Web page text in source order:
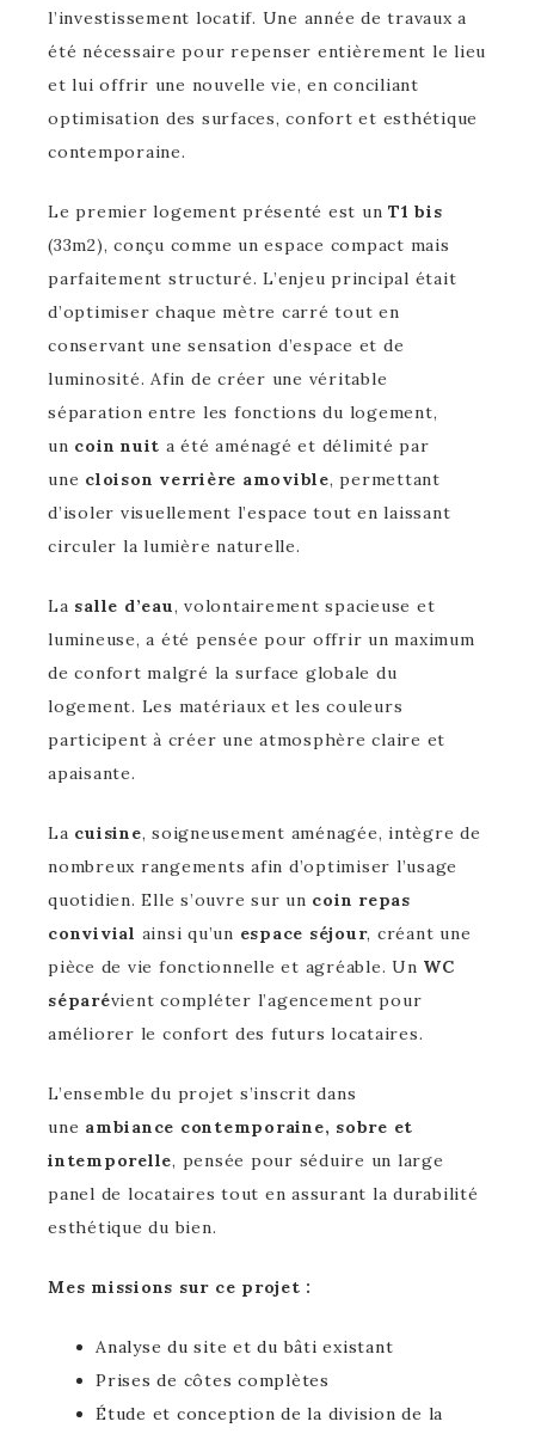
l’investissement locatif. Une année de travaux a
été nécessaire pour repenser entièrement le lieu
et lui offrir une nouvelle vie, en conciliant
optimisation des surfaces, confort et esthétique
contemporaine.
Le premier logement présenté est un T1 bis
(33m2), conçu comme un espace compact mais
parfaitement structuré. L’enjeu principal était
d’optimiser chaque mètre carré tout en
conservant une sensation d’espace et de
luminosité. Afin de créer une véritable
séparation entre les fonctions du logement,
un coin nuit a été aménagé et délimité par
une cloison verrière amovible, permettant
d’isoler visuellement l’espace tout en laissant
circuler la lumière naturelle.
La salle d’eau, volontairement spacieuse et
lumineuse, a été pensée pour offrir un maximum
de confort malgré la surface globale du
logement. Les matériaux et les couleurs
participent à créer une atmosphère claire et
apaisante.
La cuisine, soigneusement aménagée, intègre de
nombreux rangements afin d’optimiser l’usage
quotidien. Elle s’ouvre sur un coin repas
convivial ainsi qu’un espace séjour, créant une
pièce de vie fonctionnelle et agréable. Un WC
séparévient compléter l’agencement pour
améliorer le confort des futurs locataires.
L’ensemble du projet s’inscrit dans
une ambiance contemporaine, sobre et
intemporelle, pensée pour séduire un large
panel de locataires tout en assurant la durabilité
esthétique du bien.
Mes missions sur ce projet :
Analyse du site et du bâti existant
Prises de côtes complètes
Étude et conception de la division de la